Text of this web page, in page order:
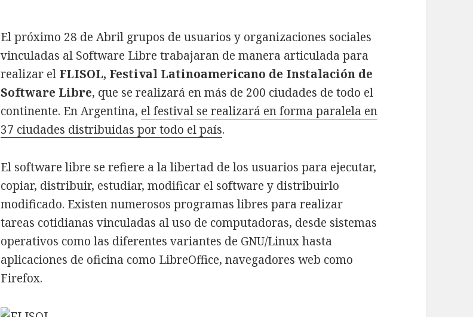
El próximo 28 de Abril grupos de usuarios y organizaciones sociales
vinculadas al Software Libre trabajaran de manera articulada para
realizar el FLISOL, Festival Latinoamericano de Instalación de
Software Libre, que se realizará en más de 200 ciudades de todo el
continente. En Argentina, el festival se realizará en forma paralela en
37 ciudades distribuidas por todo el país.
El software libre se refiere a la libertad de los usuarios para ejecutar,
copiar, distribuir, estudiar, modificar el software y distribuirlo
modificado. Existen numerosos programas libres para realizar
tareas cotidianas vinculadas al uso de computadoras, desde sistemas
operativos como las diferentes variantes de GNU/Linux hasta
aplicaciones de oficina como LibreOffice, navegadores web como
Firefox.